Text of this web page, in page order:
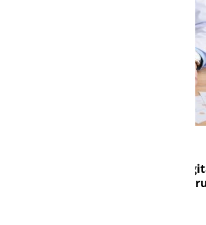
Personalmanagement: Von digitaler